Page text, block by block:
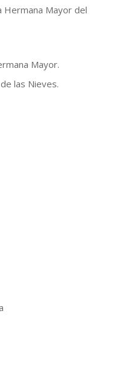
Hermana Mayor del
Mayor.
las Nieves.